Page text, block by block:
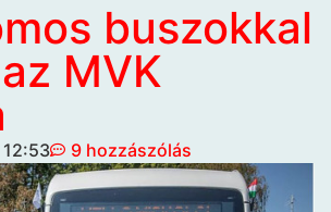
buszokkal
MVK
12:53 9 hozzászólás